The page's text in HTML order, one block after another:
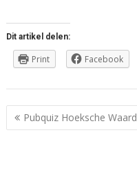
Dit artikel delen:
Print Facebook
Berichtnavigatie
Pubquiz Hoeksche Waard